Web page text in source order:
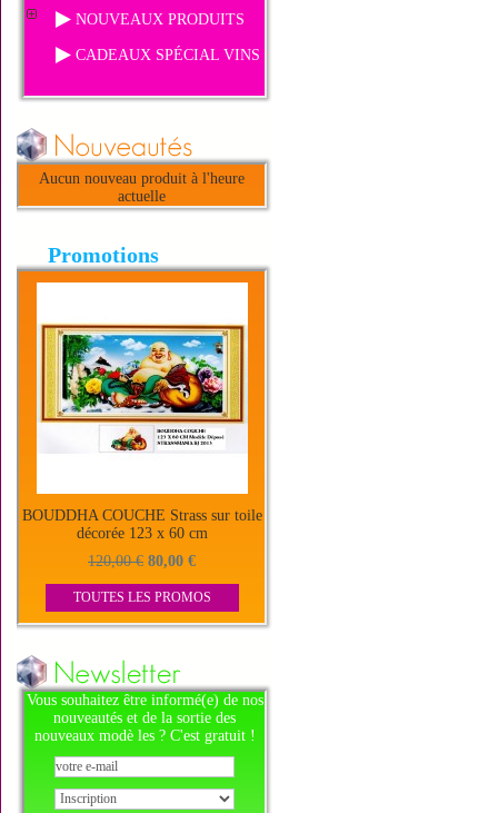
NOUVEAUX PRODUITS
CADEAUX SPÉCIAL VINS
Aucun nouveau produit à l'heure
actuelle
Promotions
BOUDDHA COUCHE Strass sur toile
décorée 123 x 60 cm
120,00 € 80,00 €
TOUTES LES PROMOS
Vous souhaitez être informé(e) de nos
nouveautés et de la sortie des
nouveaux modè les ? C'est gratuit !